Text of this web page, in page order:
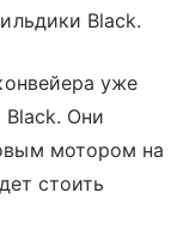
Black.
уже
Black. Они
мотором на
стоить